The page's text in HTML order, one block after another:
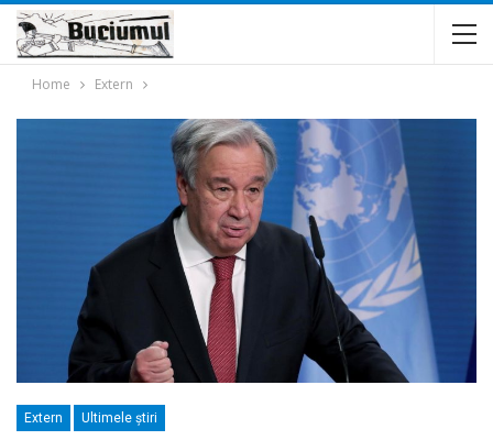
Home Extern
Extern Ultimele ştiri